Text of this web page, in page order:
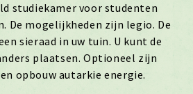
studiekamer voor studenten
De mogelijkheden zijn legio. De
sieraad in uw tuin. U kunt de
plaatsen. Optioneel zijn
opbouw autarkie energie.